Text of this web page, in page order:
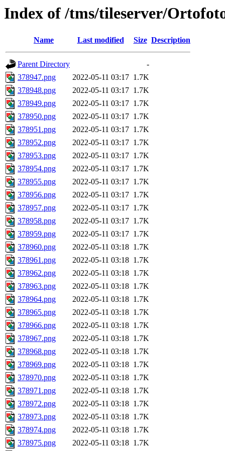
Index of /tms/tileserver/
Name Last modified Size Description
Parent Directory
-
378947.png
2022-05-11 03:17 1.7K
378948.png
2022-05-11 03:17 1.7K
378949.png
2022-05-11 03:17 1.7K
378950.png
2022-05-11 03:17 1.7K
378951.png
2022-05-11 03:17 1.7K
378952.png
2022-05-11 03:17 1.7K
378953.png
2022-05-11 03:17 1.7K
378954.png
2022-05-11 03:17 1.7K
378955.png
2022-05-11 03:17 1.7K
378956.png
2022-05-11 03:17 1.7K
378957.png
2022-05-11 03:17 1.7K
378958.png
2022-05-11 03:17 1.7K
378959.png
2022-05-11 03:17 1.7K
378960.png
2022-05-11 03:18 1.7K
378961.png
2022-05-11 03:18 1.7K
378962.png
2022-05-11 03:18 1.7K
378963.png
2022-05-11 03:18 1.7K
378964.png
2022-05-11 03:18 1.7K
378965.png
2022-05-11 03:18 1.7K
378966.png
2022-05-11 03:18 1.7K
378967.png
2022-05-11 03:18 1.7K
378968.png
2022-05-11 03:18 1.7K
378969.png
2022-05-11 03:18 1.7K
378970.png
2022-05-11 03:18 1.7K
378971.png
2022-05-11 03:18 1.7K
378972.png
2022-05-11 03:18 1.7K
378973.png
2022-05-11 03:18 1.7K
378974.png
2022-05-11 03:18 1.7K
378975.png
2022-05-11 03:18 1.7K